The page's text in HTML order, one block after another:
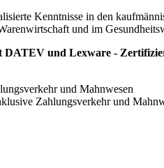
Kenntnisse in den
und im
und Lexware -
und Mahnwesen
Zahlungsverkehr und